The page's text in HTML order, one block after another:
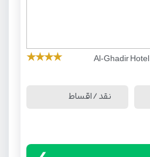
Al-Ghadir Hotel
★
★
★
★
نقد / اقساط